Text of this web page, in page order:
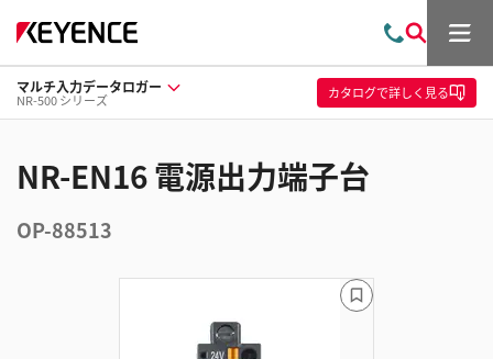
問
い
合
わ
索
メ
ュ
ー
マルチ入力データロガー
NR-500 シリーズ カタログで詳しく見る
NR-EN16 電源出力端子台
OP-88513
ブ
ッ